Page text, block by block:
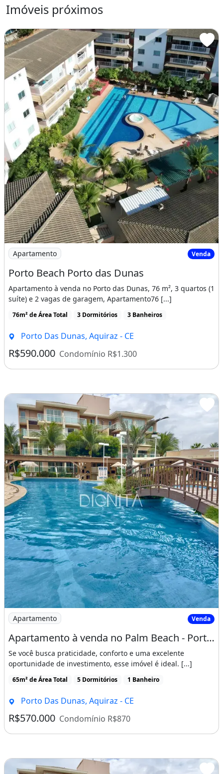
Marino Beach - Mediterranee Residence -
Miramar - Palm Beach Residence - Parque das
Ilhas - Paraiso das Dunas - Porta Romana -
Porta Venezia - Porta Castelo - Portamaris -
Porto Beach Residence - Scopa Beach -
Solarium Residence - Terramaris Resort - Vila
do Porto - Vilamar Suítes - Wellness&lt;br&gt;
&lt;br&gt;&lt;br&gt;&lt;br&gt;Chave do
anúncio: zqCbyv24bYeQ7Egd
Características do apartamento:
Dependência De Empregados
Condomínio Fechado
Imóvel mobiliado Churrasqueira
Piscina
Área de serviço
Imóveis próximos
Imagem: Porto Beach Porto das Dunas
Apartamento Venda
Porto Beach Porto das Dunas
Apartamento à venda no Porto das Dunas, 76 m², 3 quartos (1
suíte) e 2 vagas de garagem, Apartamento76 [...]
76m² de Área Total 3 Dormitórios 3 Banheiros
Porto Das Dunas, Aquiraz - CE
R$590.000 Condomínio R$1.300
Imagem: Apartamento à venda no Palm Beach - Porteira
Apartamento Venda
Apartamento à venda no Palm Beach - Porteira fechada, pronto para morar ou gerar renda
Se você busca praticidade, conforto e uma excelente
oportunidade de investimento, esse imóvel é ideal. [...]
65m² de Área Total 5 Dormitórios 1 Banheiro
Porto Das Dunas, Aquiraz - CE
R$570.000 Condomínio R$870